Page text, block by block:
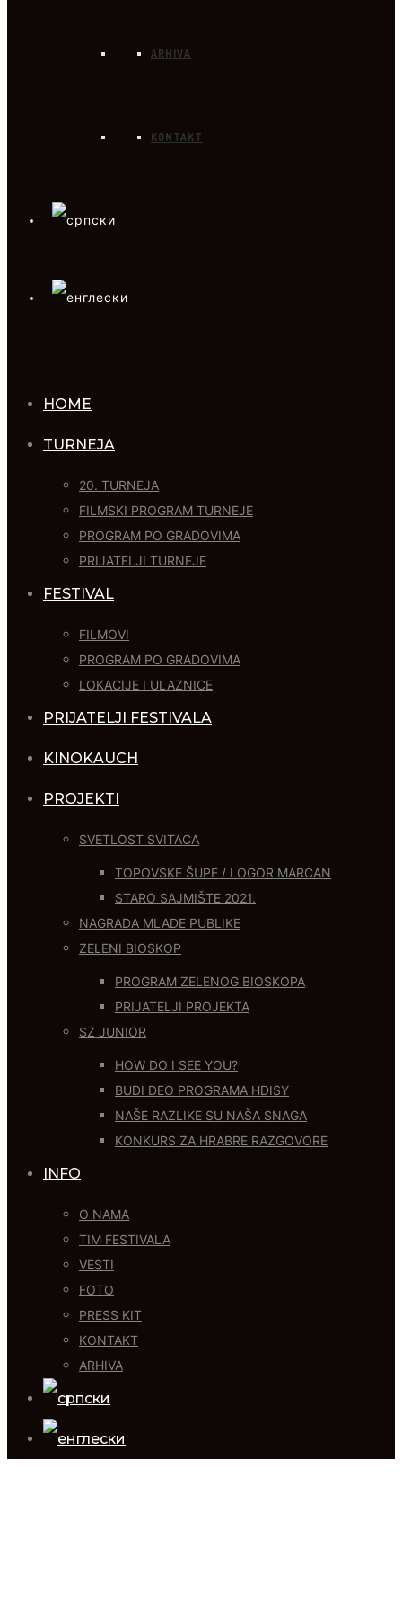
ARHIVA
KONTAKT
HOME
TURNEJA
20. TURNEJA
FILMSKI PROGRAM TURNEJE
PROGRAM PO GRADOVIMA
PRIJATELJI TURNEJE
FESTIVAL
FILMOVI
PROGRAM PO GRADOVIMA
LOKACIJE I ULAZNICE
PRIJATELJI FESTIVALA
KINOKAUCH
PROJEKTI
SVETLOST SVITACA
TOPOVSKE ŠUPE / LOGOR MARCAN
STARO SAJMIŠTE 2021.
NAGRADA MLADE PUBLIKE
ZELENI BIOSKOP
PROGRAM ZELENOG BIOSKOPA
PRIJATELJI PROJEKTA
SZ JUNIOR
HOW DO I SEE YOU?
BUDI DEO PROGRAMA HDISY
NAŠE RAZLIKE SU NAŠA SNAGA
KONKURS ZA HRABRE RAZGOVORE
INFO
O NAMA
TIM FESTIVALA
VESTI
FOTO
PRESS KIT
KONTAKT
ARHIVA